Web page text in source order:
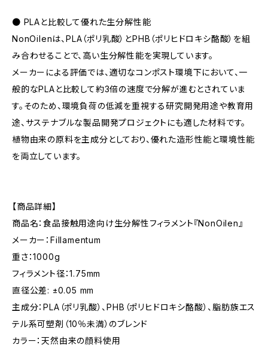
● PLAと比較して優れた生分解性能
NonOilenは、PLA（ポリ乳酸）とPHB（ポリヒドロキシ酪酸）を組
み合わせることで、高い生分解性能を実現しています。
メーカーによる評価では、適切なコンポスト環境下において、一
般的なPLAと比較して約3倍の速度で分解が進むとされていま
す。そのため、環境負荷の低減を重視する研究開発用途や教育用
途、サステナブルな製品開発プロジェクトにも適した材料です。
植物由来の原料を主成分としており、優れた造形性能と環境性能
を両立しています。
【商品詳細】
商品名：食品接触用途向け生分解性フィラメント『NonOilen』
メーカー：Fillamentum
重さ：1000g
フィラメント径：1.75mm
直径公差: ±0.05 mm
主成分：PLA（ポリ乳酸）、PHB（ポリヒドロキシ酪酸）、脂肪族エス
テル系可塑剤（10％未満）のブレンド
カラー：天然由来の顔料使用